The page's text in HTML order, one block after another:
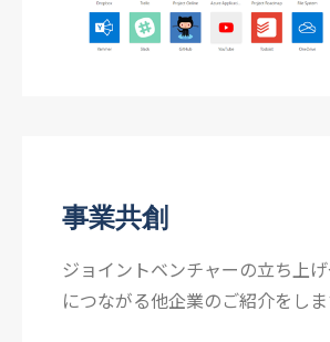
事業共創
ジョイントベンチャーの立ち上
につながる他企業のご紹介をしま